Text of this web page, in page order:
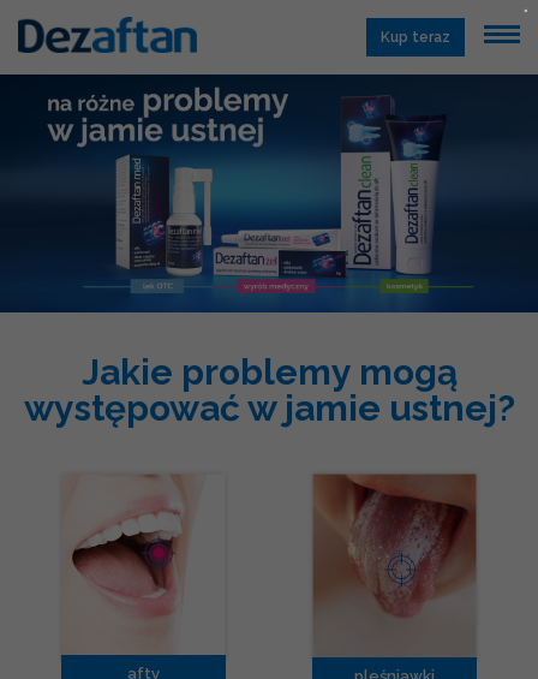
Kup teraz
Jakie problemy mogą
występować w jamie ustnej?
afty
×